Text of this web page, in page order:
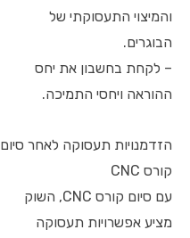
והמיצוי התעסוקתי של
הבוגרים.
– לקחת בחשבון את יחס
ההוראה ויחסי התמיכה.
הזדמנויות תעסוקה לאחר סיום
קורס CNC
עם סיום קורס CNC, השוק
מציע אפשרויות תעסוקה